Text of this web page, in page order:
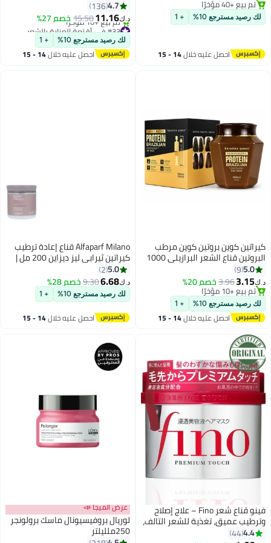
تم بيع +40 مؤخرًا
تم بيع +40 مؤخرًا
رصيد مسترجع 10% + 1
احصل عليه خلال 14 - 15
4.7
136
11.16
15.50خصم 27%
#33 في أقنعة العناية بالشعر
بتخلّص بسرعة
تم بيع +10 مؤخرًا
#33 في أقنعة العناية بالشعر
لك رصيد مسترجع 10% + 1
احصل عليه خلال 14 - 15
كوين بروتين كوين مرطب
البروتين قناع الشعر البرازيلي 1000
5.0
9
3.15
3.96خصم 20%
تم بيع +10 مؤخرًا
تم بيع +10 مؤخرًا
رصيد مسترجع 10% + 1
احصل عليه خلال 14 - 15
Alfaparf Milano قناع إعادة ترطيب
كيراتين ثيرابي ليز ديزاين 200 مل |
قناع مغذي عميق للشعر الجاف
والتالف والمعالج بالكيراتين، ترطيب
مكثف، إصلاح وتشطيب ناعم
5.0
2
6.68
9.30خصم 28%
لك رصيد مسترجع 10% + 1
احصل عليه خلال 14 - 15
فينو قناع شعر Fino – علاج إصلاح
عميق، تغذية للشعر التالف،
بالكيراتين والمرطبات
4.4
44
عرض الميجا 📣
لوريال بروفيسيونال ماسك برولونجر
250ملليلتر